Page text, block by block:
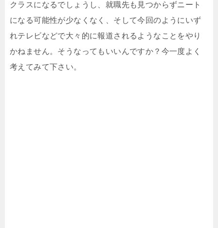
クラスになるでしょうし、就職先も見つからずニート
になる可能性が少なくなく、そして今回のようにいず
れテレビなどで大々的に報道されるようなことをやり
かねません。そうなってもいいんですか？今一度よく
考えてみて下さい。